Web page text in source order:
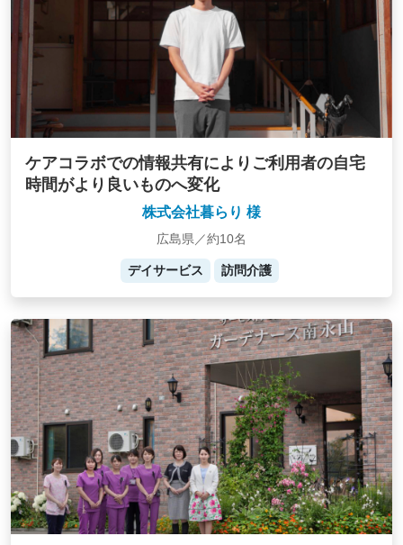
ケアコラボでの情報共有によりご利用者の自宅
時間がより良いものへ変化
株式会社暮らり 様
広島県／約10名
デイサービス 訪問介護